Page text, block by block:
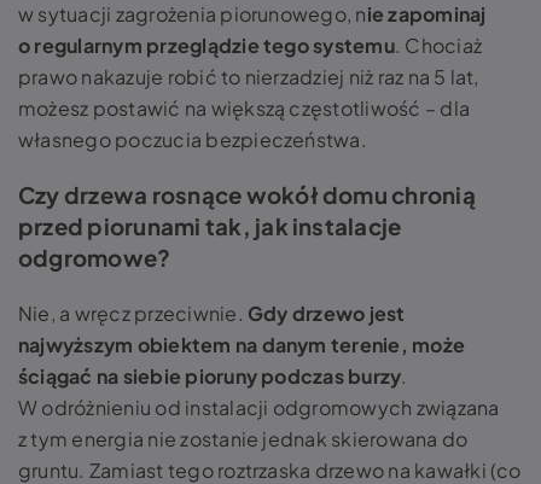
w sytuacji zagrożenia piorunowego, nie zapominaj
o regularnym przeglądzie tego systemu. Chociaż
prawo nakazuje robić to nierzadziej niż raz na 5 lat,
możesz postawić na większą częstotliwość – dla
własnego poczucia bezpieczeństwa.
Czy drzewa rosnące wokół domu chronią
przed piorunami tak, jak instalacje
odgromowe?
Nie, a wręcz przeciwnie. Gdy drzewo jest
najwyższym obiektem na danym terenie, może
ściągać na siebie pioruny podczas burzy.
W odróżnieniu od instalacji odgromowych związana
z tym energia nie zostanie jednak skierowana do
gruntu. Zamiast tego roztrzaska drzewo na kawałki (co